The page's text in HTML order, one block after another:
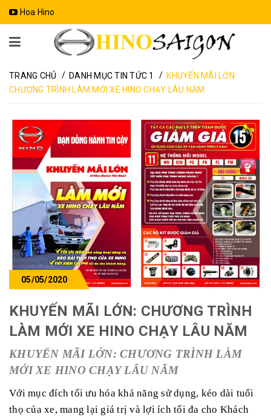
Hoa Hino
TRANG CHỦ / DANH MỤC TIN TỨC 1 / KHUYẾN MÃI LỚN:
CHƯƠNG TRÌNH LÀM MỚI XE HINO CHẠY LÂU NĂM
05/05/2020
KHUYẾN MÃI LỚN: CHƯƠNG TRÌNH
LÀM MỚI XE HINO CHẠY LÂU NĂM
KHUYẾN MÃI LỚN: CHƯƠNG TRÌNH LÀM
MỚI XE HINO CHẠY LÂU NĂM
Với mục đích tối ưu hóa khả năng sử dụng, kéo dài tuổi
thọ của xe, mang lại giá trị và lợi ích tối đa cho Khách